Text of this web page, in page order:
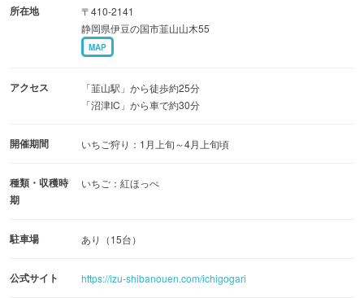
所在地
〒410-2141
静岡県伊豆の国市韮山山木55
MAP
アクセス
「韮山駅」から徒歩約25分
「沼津IC」から車で約30分
開催期間 いちご狩り：1月上旬～4月上旬頃
種類・収穫時
期
いちご：紅ほっぺ
駐車場 あり（15台）
公式サイト https://izu-shibanouen.com/ichigogari